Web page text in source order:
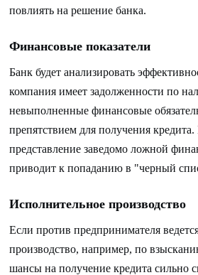
повлиять на решение банка.
Финансовые показатели
Банк будет анализировать
компания имеет задолженности по
невыполненные финансовые
препятствием для получения
представление заведомо ложной
приводит к попаданию в "черный
Исполнительное производство
Если против предпринимателя
производство, например, по
шансы на получение кредита сильно